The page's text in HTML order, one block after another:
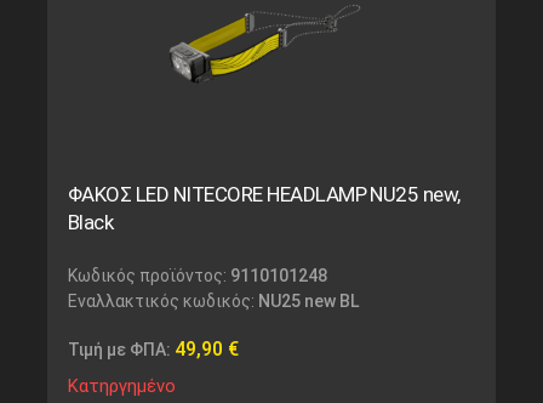
ΦΑΚΟΣ LED NITECORE HEADLAMP NU25 new,
Black
Κωδικός προϊόντος: 9110101248
Εναλλακτικός κωδικός: NU25 new BL
Τιμή με ΦΠΑ: 49,90 €
Κατηργημένο